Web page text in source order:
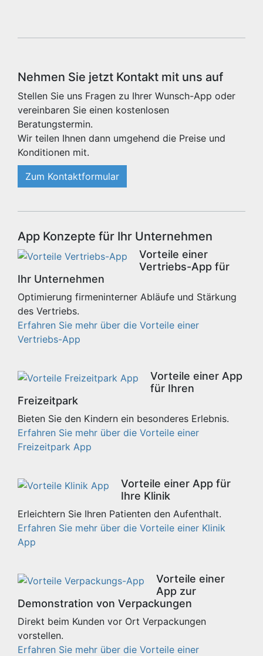
Nehmen Sie jetzt Kontakt mit uns auf
Stellen Sie uns Fragen zu Ihrer Wunsch-App oder
vereinbaren Sie einen kostenlosen
Beratungstermin.
Wir teilen Ihnen dann umgehend die Preise und
Konditionen mit.
Zum Kontaktformular
App Konzepte für Ihr Unternehmen
Vorteile einer
Vertriebs-App für
Ihr Unternehmen
Optimierung firmeninterner Abläufe und Stärkung
des Vertriebs.
Erfahren Sie mehr über die Vorteile einer
Vertriebs-App
Vorteile einer App
für Ihren
Freizeitpark
Bieten Sie den Kindern ein besonderes Erlebnis.
Erfahren Sie mehr über die Vorteile einer
Freizeitpark App
Vorteile einer App für
Ihre Klinik
Erleichtern Sie Ihren Patienten den Aufenthalt.
Erfahren Sie mehr über die Vorteile einer Klinik
App
Vorteile einer
App zur
Demonstration von Verpackungen
Direkt beim Kunden vor Ort Verpackungen
vorstellen.
Erfahren Sie mehr über die Vorteile einer